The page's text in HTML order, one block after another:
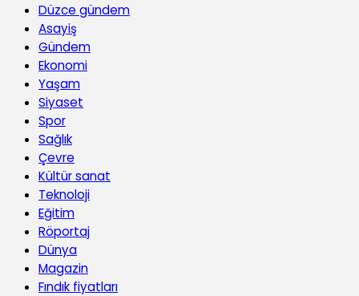
Düzce gündem
Asayiş
Gündem
Ekonomi
Yaşam
Siyaset
Spor
Sağlık
Çevre
Kültür sanat
Teknoloji
Eğitim
Röportaj
Dünya
Magazin
Fındık fiyatları